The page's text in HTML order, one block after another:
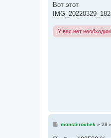
о
щ
н
и
е
Вот этот
У вас нет
Сmonsterochek » 28